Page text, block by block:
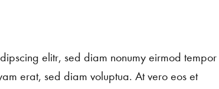
elitr, sed diam nonumy eirmod tempor
erat, sed diam voluptua. At vero eos et